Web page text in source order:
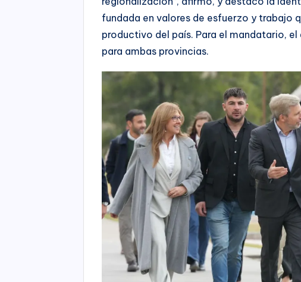
fundada en valores de esfuerzo y trabajo
productivo del país. Para el mandatario,
para ambas provincias.